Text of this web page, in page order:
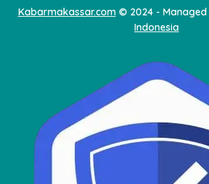
Kabarmakassar.com© 2024 - Managed
Indonesia